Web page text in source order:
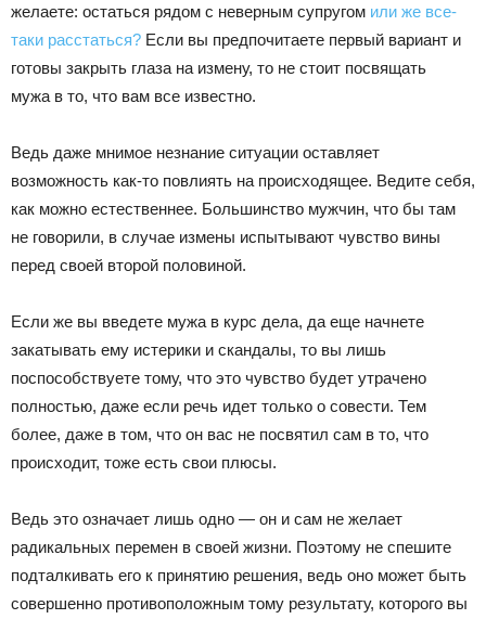
желаете: остаться рядом с неверным супругом или же все-
таки расстаться? Если вы предпочитаете первый вариант и
готовы закрыть глаза на измену, то не стоит посвящать
мужа в то, что вам все известно.
Ведь даже мнимое незнание ситуации оставляет
возможность как-то повлиять на происходящее. Ведите себя,
как можно естественнее. Большинство мужчин, что бы там
не говорили, в случае измены испытывают чувство вины
перед своей второй половиной.
Если же вы введете мужа в курс дела, да еще начнете
закатывать ему истерики и скандалы, то вы лишь
поспособствуете тому, что это чувство будет утрачено
полностью, даже если речь идет только о совести. Тем
более, даже в том, что он вас не посвятил сам в то, что
происходит, тоже есть свои плюсы.
Ведь это означает лишь одно — он и сам не желает
радикальных перемен в своей жизни. Поэтому не спешите
подталкивать его к принятию решения, ведь оно может быть
совершенно противоположным тому результату, которого вы